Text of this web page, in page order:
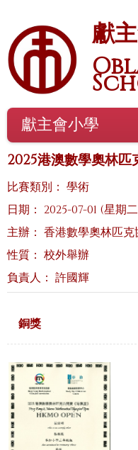
獻
獻主會小學
2025港澳數學奧林匹
比賽類別： 學術
日期： 2025-07-01 (星期
主辦： 香港數學奧林匹克
性質： 校外舉辦
負責人： 許國輝
銅獎